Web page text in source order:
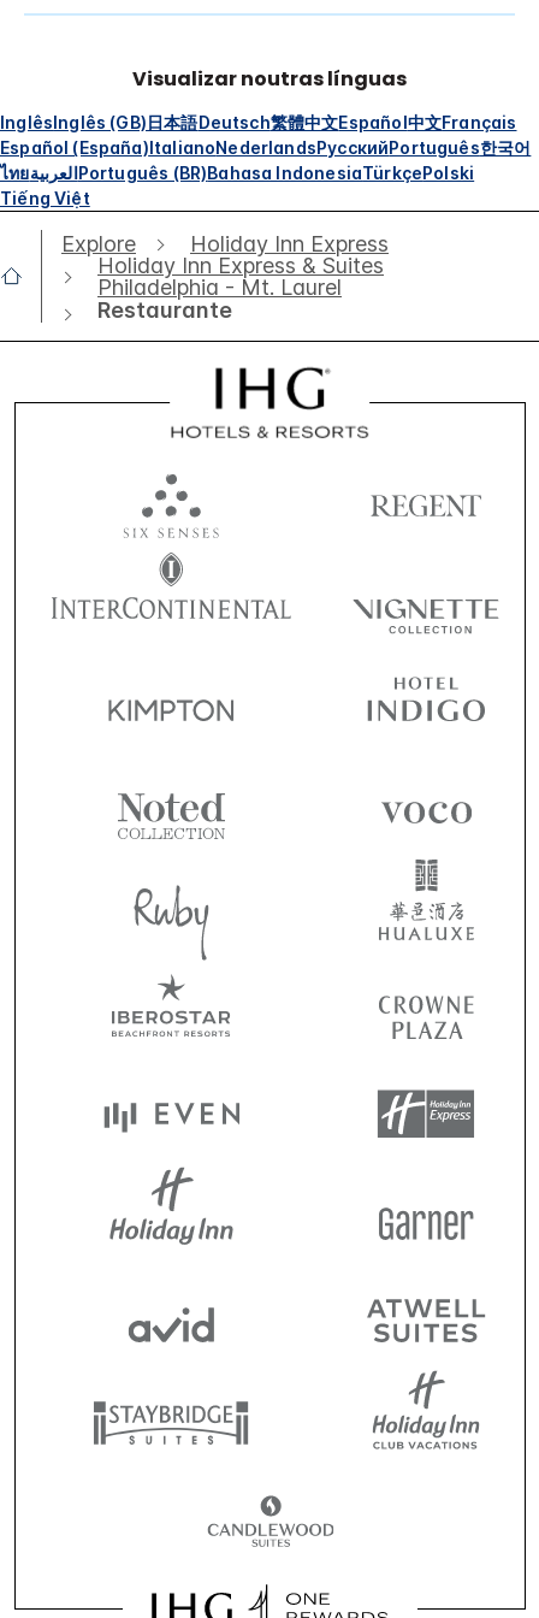
Visualizar noutras línguas
InglêsInglês (GB)日本語Deutsch繁體中文Español中文Français
Español (España)ItalianoNederlandsРусскийPortuguês한국어
ไทยالعربيةPortuguês (BR)Bahasa IndonesiaTürkçePolski
Tiếng Việt
Explore
Holiday Inn Express
Holiday Inn Express & Suites
Philadelphia - Mt. Laurel
Restaurante